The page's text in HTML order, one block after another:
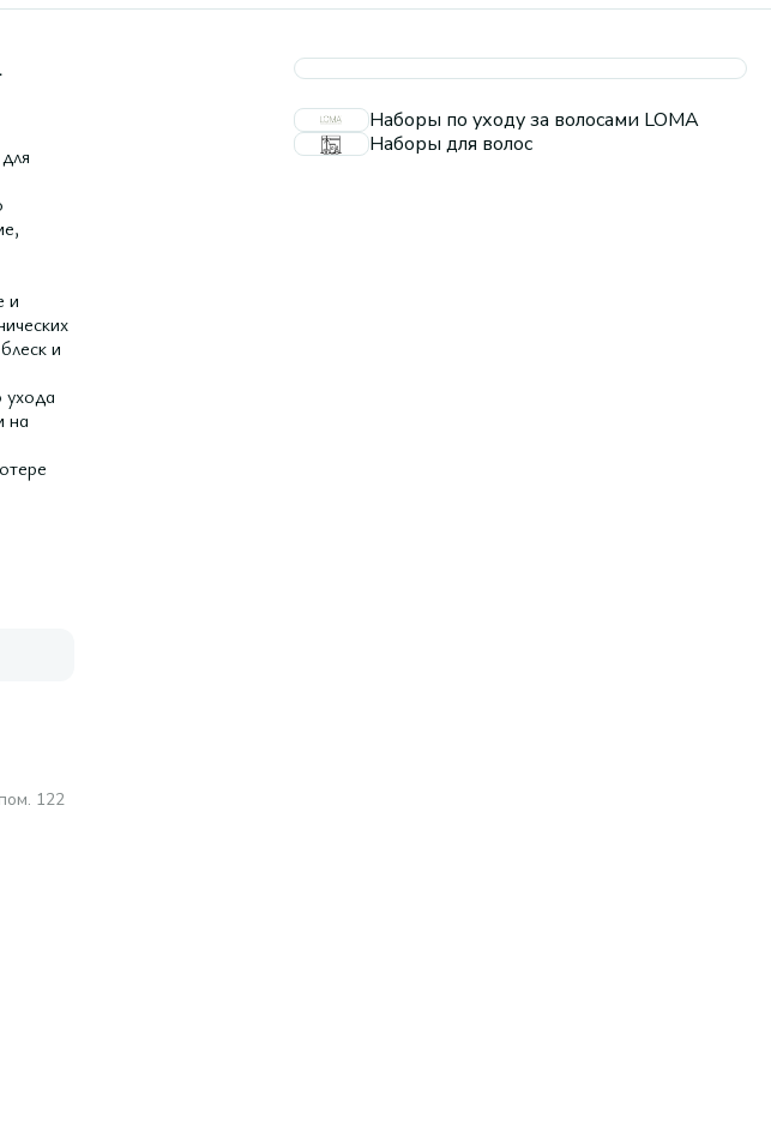
и
и
на
122
Наборы по уходу за волосами LOMA
Наборы для волос